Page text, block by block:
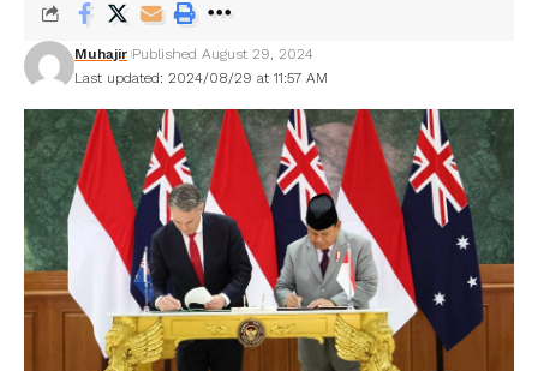
Last updated: 2024/08/29 at 11:57 AM
Muhajir Published August 29, 2024